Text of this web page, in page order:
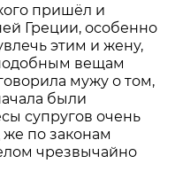
пришёл и
Греции, особенно
этим и жену,
вещам
мужу о том,
были
супругов очень
же по законам
чрезвычайно